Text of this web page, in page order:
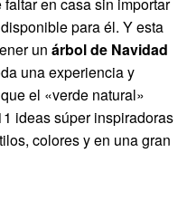
para él. Y esta
un árbol de Navidad
una experiencia y
el «verde natural»
ideas súper inspiradoras
colores y en una gran